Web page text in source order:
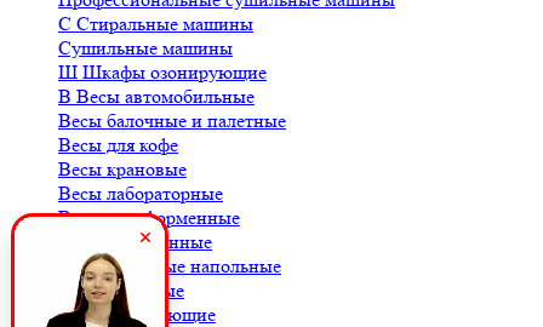
С Стиральные машины
Сушильные машины
Ш Шкафы озонирующие
В Весы автомобильные
Весы балочные и палетные
Весы для кофе
Весы крановые
Весы лабораторные
Весы платформенные
Весы порционные
Весы товарные напольные
Весы торговые
ККомплектующие